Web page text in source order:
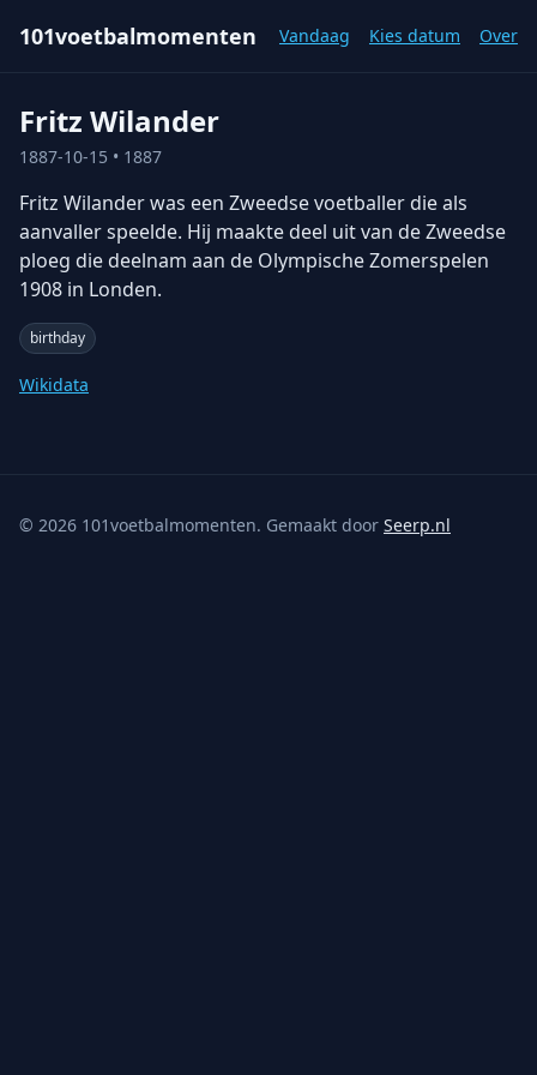
101voetbalmomenten Vandaag Kies datum Over
Fritz Wilander
1887-10-15 • 1887
Fritz Wilander was een Zweedse voetballer die als
aanvaller speelde. Hij maakte deel uit van de Zweedse
ploeg die deelnam aan de Olympische Zomerspelen
1908 in Londen.
birthday
Wikidata
© 2026 101voetbalmomenten. Gemaakt door Seerp.nl